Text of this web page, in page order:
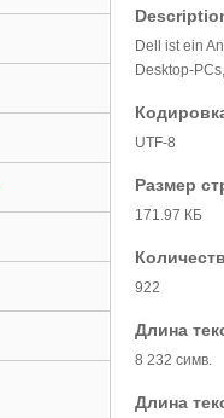
Dell ist ein
Desktop-
UTF-8
Размер
171.97 КБ
922
Длина
8 232 симв.
Длина